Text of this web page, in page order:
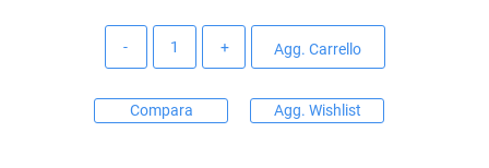
Agg. Carrello
Compara Agg. Wishlist